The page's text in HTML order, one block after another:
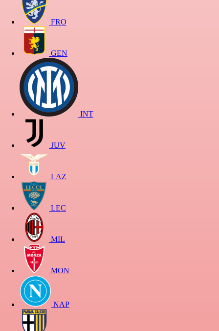
FRO
GEN
INT
JUV
LAZ
LEC
MIL
MON
NAP